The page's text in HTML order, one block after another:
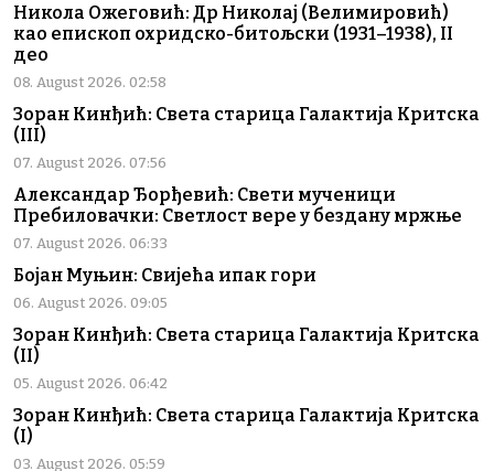
Никола Ожеговић: Др Николај (Велимировић)
као епископ охридско-битољски (1931–1938), II
део
08. August 2026. 02:58
Зоран Кинђић: Света старица Галактија Критска
(III)
07. August 2026. 07:56
Александар Ђорђевић: Свети мученици
Пребиловачки: Светлост вере у бездану мржње
07. August 2026. 06:33
Бојан Муњин: Свијећа ипак гори
06. August 2026. 09:05
Зоран Кинђић: Света старица Галактија Критска
(II)
05. August 2026. 06:42
Зоран Кинђић: Света старица Галактија Критска
(I)
03. August 2026. 05:59